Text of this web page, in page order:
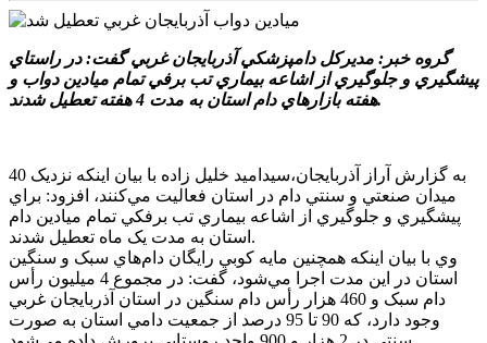
گروه خبر: مديرکل دامپزشکي آذربايجان غربي گفت: در راستاي
پيشگيري و جلوگيري از اشاعه بيماري تب برفي تمام ميادين دواب و
هفته بازارهاي دام استان به مدت 4 هفته تعطيل شدند.
به گزارش آراز آذربايجان،سيداميد خليل زاده با بيان اينکه نزديک 40
ميدان صنعتي و سنتي دام در استان فعاليت مي‌کنند، افزود: براي
پيشگيري و جلوگيري از اشاعه بيماري تب برفکي تمام ميادين دام
استان به مدت يک ماه تعطيل شدند.
وي با بيان اينکه همچنين مايه کوبي رايگان دام‌هاي سبک و سنگين
استان در اين مدت اجرا مي‌شود، گفت: در مجموع 4 ميليون رأس
دام سبک و 460 هزار رأس دام سنگين در استان آذربايجان غربي
وجود دارد، که 90 تا 95 درصد از جمعيت دامي استان به صورت